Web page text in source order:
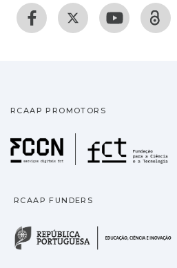
RCAAP PROMOTORS
RCAAP FUNDERS